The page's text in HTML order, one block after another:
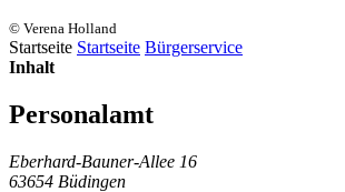
© Verena Holland
Startseite Startseite Bürgerservice
Inhalt
Personalamt
Eberhard-Bauner-Allee 16
63654 Büdingen